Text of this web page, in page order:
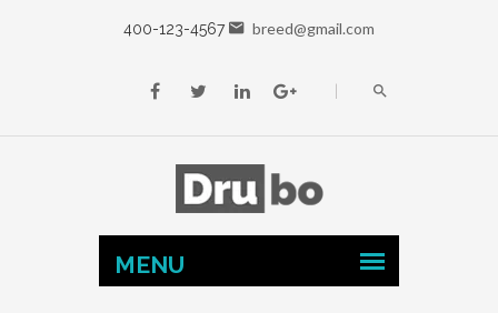
400-123-4567 breed@gmail.com